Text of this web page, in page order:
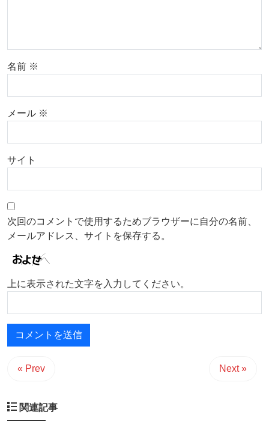
名前 ※
メール ※
サイト
次回のコメントで使用するためブラウザーに自分の名前、
メールアドレス、サイトを保存する。
上に表示された文字を入力してください。
« Prev Next »
関連記事